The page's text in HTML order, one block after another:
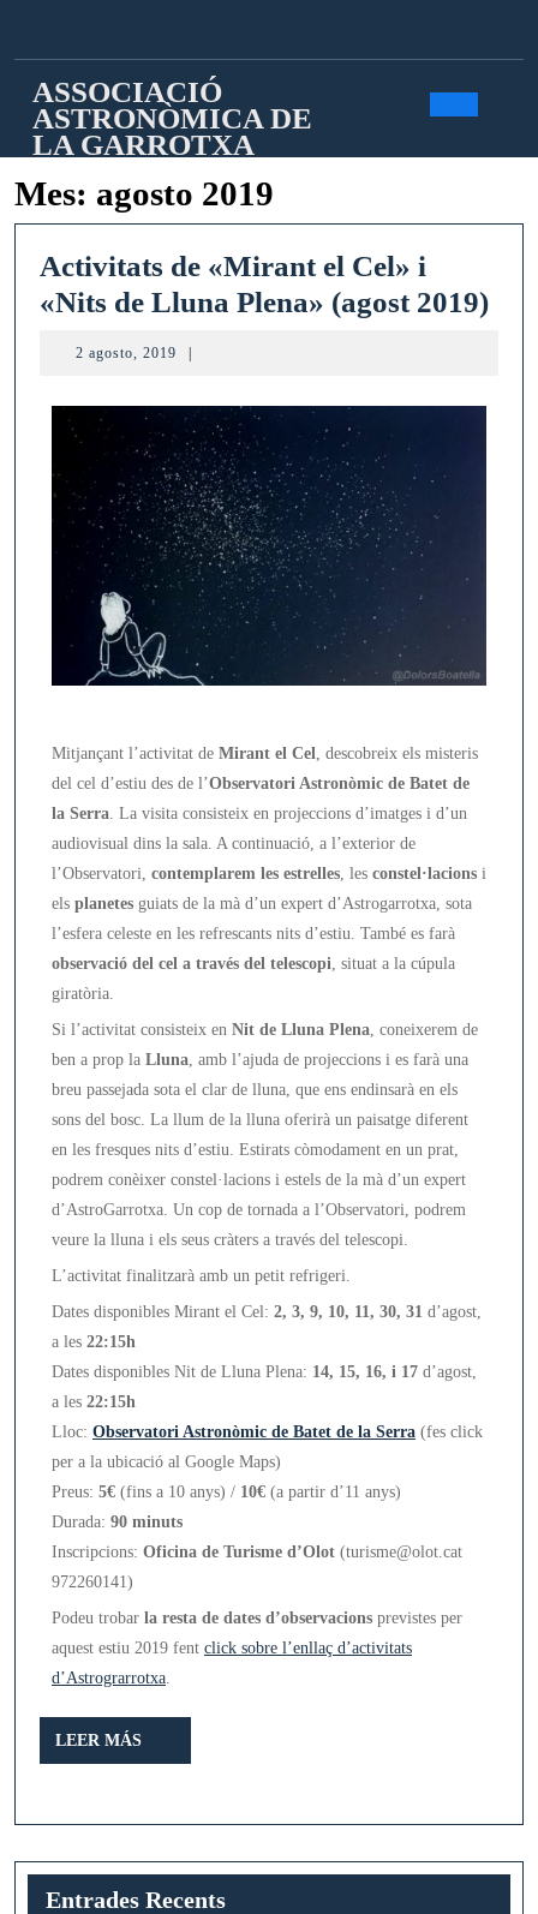
ASSOCIACIÓ
ASTRONÒMICA DE
LA GARROTXA
Mes: agosto 2019
Activitats de «Mirant el Cel» i
«Nits de Lluna Plena» (agost 2019)
2 agosto, 2019
Mitjançant l’activitat de Mirant el Cel
, descobreix els misteris
del cel d’estiu des de l’Observatori Astronòmic de Batet de
la Serra . La visita consisteix en projeccions d’imatges i d’un
audiovisual dins la sala. A continuació, a l’exterior de
l’Observatori, contemplarem les estrelles , les constel·lacions i
els planetes guiats de la mà d’un expert d’Astrogarrotxa, sota
l’esfera celeste en les refrescants nits d’estiu. També es farà
observació del cel a través del telescopi , situat a la cúpula
giratòria.
Si l’activitat consisteix en Nit de Lluna Plena , coneixerem de
ben a prop la Lluna , amb l’ajuda de projeccions i es farà una
breu passejada sota el clar de lluna, que ens endinsarà en els
sons del bosc. La llum de la lluna oferirà un paisatge diferent
en les fresques nits d’estiu. Estirats còmodament en un prat,
podrem conèixer constel·lacions i estels de la mà d’un expert
d’AstroGarrotxa. Un cop de tornada a l’Observatori, podrem
veure la lluna i els seus cràters a través del telescopi.
L’activitat finalitzarà amb un petit refrigeri.
Dates disponibles Mirant el Cel: 2, 3, 9, 10, 11, 30, 31 d’agost,
a les 22:15h
Dates disponibles Nit de Lluna Plena: 14, 15, 16, i 17 d’agost,
a les 22:15h
Lloc: Observatori Astronòmic de Batet de la Serra (fes click
per a la ubicació al Google Maps)
Preus: 5€ (fins a 10 anys) / 10€ (a partir d’11 anys)
Durada: 90 minuts
Inscripcions: Oficina de Turisme d’Olot (turisme@olot.cat
972260141)
Podeu trobar la resta de dates d’observacions previstes per
aquest estiu 2019 fent click sobre l’enllaç d’activitats
d’Astrograrrotxa
LEER MÁS
MÁS
Entrades Recents